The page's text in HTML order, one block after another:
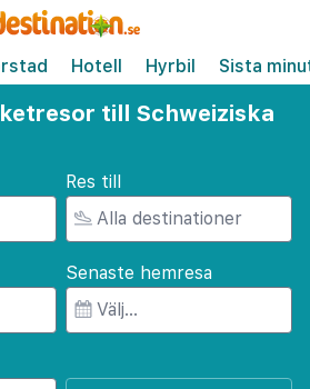
Hotell Hyrbil Sista
till Schweiziska
Res till
Senaste hemresa